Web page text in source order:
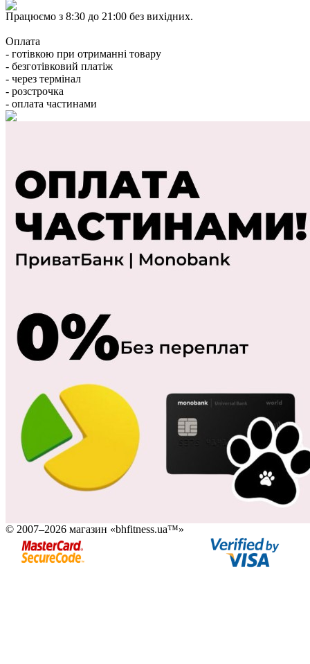
Працюємо з 8:30 до 21:00 без вихідних.
Оплата
- готівкою при отриманні товару
- безготівковий платіж
- через термінал
- розстрочка
- оплата частинами
© 2007–2026 магазин «bhfitness.ua™»